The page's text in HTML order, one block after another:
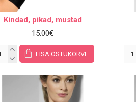
Kindad, pikad, mustad
15.00€
LISA OSTUKORVI